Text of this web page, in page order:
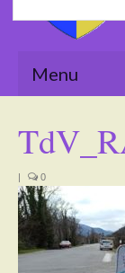
Menu
La Mairie
Le village
Tourisme
| 0